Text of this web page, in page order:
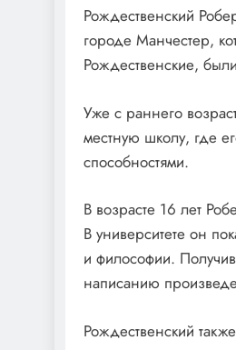
Рождественский
городе Манчестер,
Рождественские,
Уже с раннего
местную школу, где
способностями.
В возрасте 16 лет
В университете он
и философии.
написанию
Рождественский